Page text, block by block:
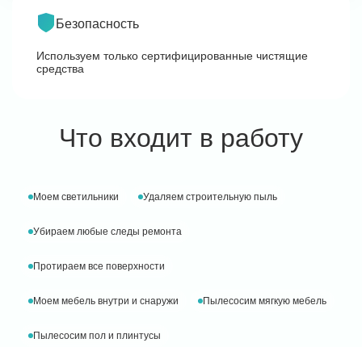
Безопасность
Используем только сертифицированные чистящие
средства
Что входит в работу
Моем светильники Удаляем строительную пыль
Убираем любые следы ремонта
Протираем все поверхности
Моем мебель внутри и снаружи Пылесосим мягкую мебель
Пылесосим пол и плинтусы